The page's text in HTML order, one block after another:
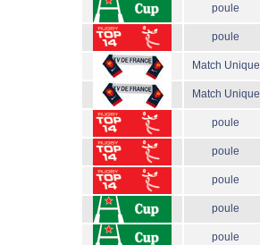
poule
poule
Match Unique
Match Unique
poule
poule
poule
poule
poule